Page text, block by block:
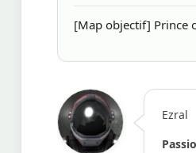
[Map objectif] Prince
Ezral